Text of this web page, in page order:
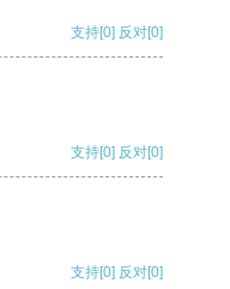
支持[0] 反对[0]
支持[0] 反对[0]
支持[0] 反对[0]